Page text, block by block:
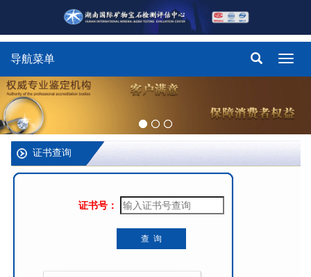
导航菜单
证书查询
证书号：
查 询